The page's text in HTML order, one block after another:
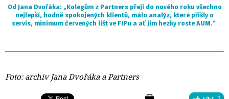
Od Jana Dvořáka:„Kolegům z Partners přeji do nového roku všechno
nejlepší, hodně spokojených klientů, málo analýz, které přišly o
servis, minimum červených lišt ve FIPu a ať jim hezky roste AUM.“
Foto: archiv Jana Dvořáka a Partners